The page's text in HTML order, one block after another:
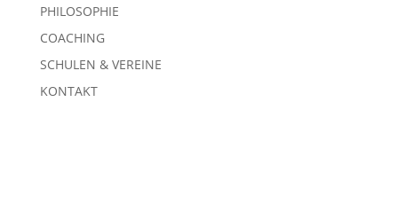
PHILOSOPHIE
COACHING
SCHULEN & VEREINE
KONTAKT